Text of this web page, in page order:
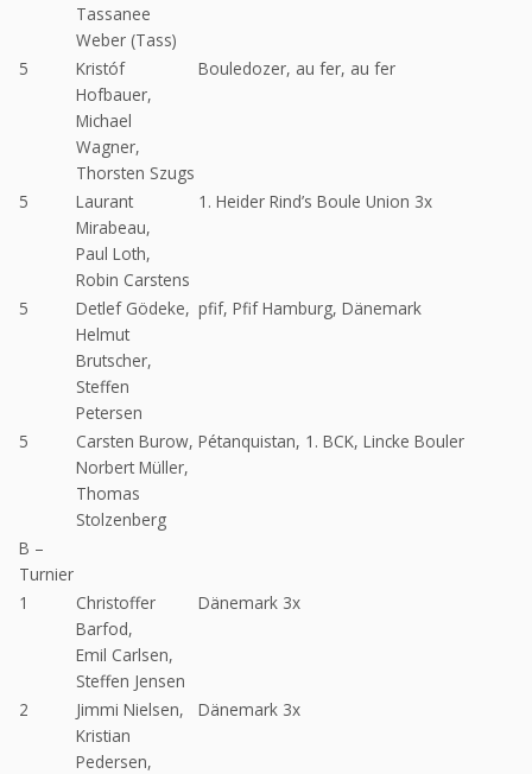
Tassanee
Weber (Tass)
5
Kristóf
Hofbauer,
Michael
Wagner,
Thorsten Szugs
Bouledozer, au fer, au fer
5
Laurant
Mirabeau,
Paul Loth,
Robin Carstens
1. Heider Rind’s Boule Union 3x
5
Detlef Gödeke,
Helmut
Brutscher,
Steffen
Petersen
pfif, Pfif Hamburg, Dänemark
5
Carsten Burow,
Norbert Müller,
Thomas
Stolzenberg
Pétanquistan, 1. BCK, Lincke Bouler
B –
Turnier
1
Christoffer
Barfod,
Emil Carlsen,
Steffen Jensen
Dänemark 3x
2
Jimmi Nielsen,
Kristian
Pedersen,
Dänemark 3x